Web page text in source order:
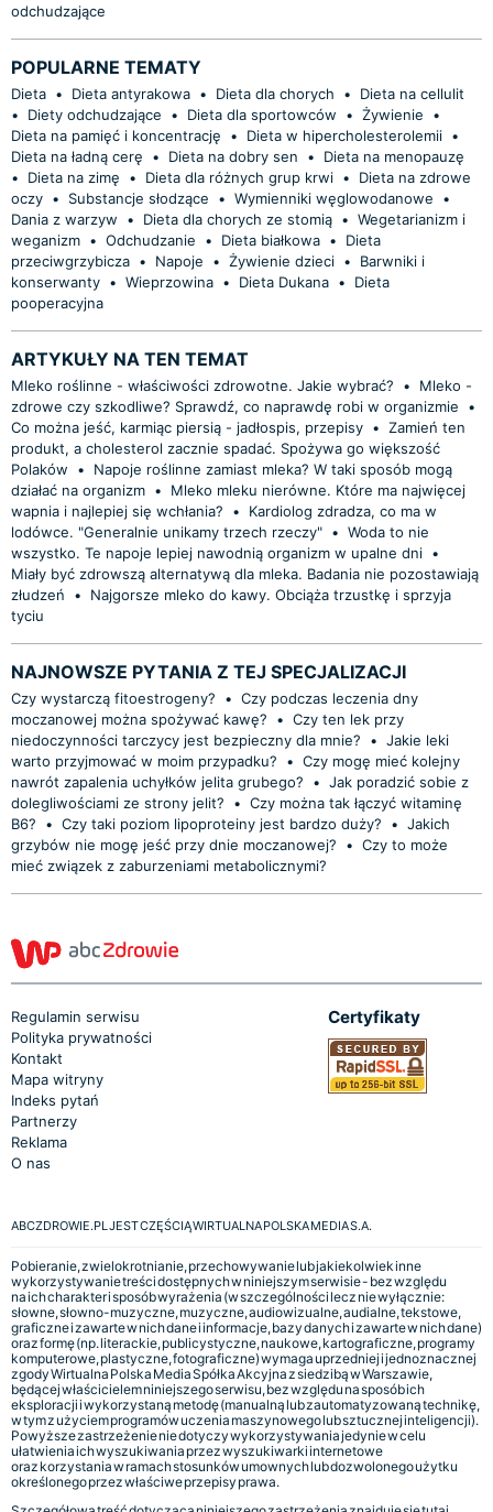
odchudzające
POPULARNE TEMATY
Dieta • Dieta antyrakowa • Dieta dla chorych •
Dieta na cellulit
•
Diety odchudzające • Dieta dla sportowców • Żywienie
•
Dieta na pamięć i koncentrację
• Dieta w hipercholesterolemii •
Dieta na ładną cerę
• Dieta na dobry sen •
Dieta na menopauzę
•
Dieta na zimę • Dieta dla różnych grup krwi •
Dieta na zdrowe
oczy • Substancje słodzące • Wymienniki węglowodanowe
•
Dania z warzyw
• Dieta dla chorych ze stomią • Wegetarianizm i
weganizm • Odchudzanie • Dieta białkowa •
Dieta
przeciwgrzybicza • Napoje • Żywienie dzieci •
Barwniki i
konserwanty • Wieprzowina • Dieta Dukana •
Dieta
pooperacyjna
ARTYKUŁY NA TEN TEMAT
Mleko roślinne - właściwości zdrowotne. Jakie wybrać? •
Mleko -
zdrowe czy szkodliwe? Sprawdź, co naprawdę robi w organizmie
•
Co można jeść, karmiąc piersią - jadłospis, przepisy • Zamień ten
produkt, a cholesterol zacznie spadać. Spożywa go większość
Polaków
•
Napoje roślinne zamiast mleka? W taki sposób mogą
działać na organizm •
Mleko mleku nierówne. Które ma najwięcej
wapnia i najlepiej się wchłania?
•
Kardiolog zdradza, co ma w
lodówce. "Generalnie unikamy trzech rzeczy" • Woda to nie
wszystko. Te napoje lepiej nawodnią organizm w upalne dni •
Miały być zdrowszą alternatywą dla mleka. Badania nie pozostawiają
złudzeń
•
Najgorsze mleko do kawy. Obciąża trzustkę i sprzyja
tyciu
NAJNOWSZE PYTANIA Z TEJ SPECJALIZACJI
Czy wystarczą fitoestrogeny? • Czy podczas leczenia dny
moczanowej można spożywać kawę?
• Czy ten lek przy
niedoczynności tarczycy jest bezpieczny dla mnie?
• Jakie leki
warto przyjmować w moim przypadku?
• Czy mogę mieć kolejny
nawrót zapalenia uchyłków jelita grubego?
• Jak poradzić sobie z
dolegliwościami ze strony jelit?
• Czy można tak łączyć witaminę
B6?
• Czy taki poziom lipoproteiny jest bardzo duży? • Jakich
grzybów nie mogę jeść przy dnie moczanowej?
• Czy to może
mieć związek z zaburzeniami metabolicznymi?
Regulamin serwisu
Polityka prywatności
Kontakt
Mapa witryny
Indeks pytań
Partnerzy
Reklama
O nas
Certyfikaty
ABCZDROWIE.PL JEST CZĘŚCIĄ WIRTUALNA POLSKA MEDIA S.A.
Pobieranie, zwielokrotnianie, przechowywanie lub jakiekolwiek inne
wykorzystywanie treści dostępnych w niniejszym serwisie - bez względu
na ich charakter i sposób wyrażenia (w szczególności lecz nie wyłącznie:
słowne, słowno-muzyczne, muzyczne, audiowizualne, audialne, tekstowe,
graficzne i zawarte w nich dane i informacje, bazy danych i zawarte w nich dane)
oraz formę (np. literackie, publicystyczne, naukowe, kartograficzne, programy
komputerowe, plastyczne, fotograficzne) wymaga uprzedniej i jednoznacznej
zgody Wirtualna Polska Media Spółka Akcyjna z siedzibą w Warszawie,
będącej właścicielem niniejszego serwisu, bez względu na sposób ich
eksploracji i wykorzystaną metodę (manualną lub zautomatyzowaną technikę,
w tym z użyciem programów uczenia maszynowego lub sztucznej inteligencji).
Powyższe zastrzeżenie nie dotyczy wykorzystywania jedynie w celu
ułatwienia ich wyszukiwania przez wyszukiwarki internetowe
oraz korzystania w ramach stosunków umownych lub dozwolonego użytku
określonego przez właściwe przepisy prawa.